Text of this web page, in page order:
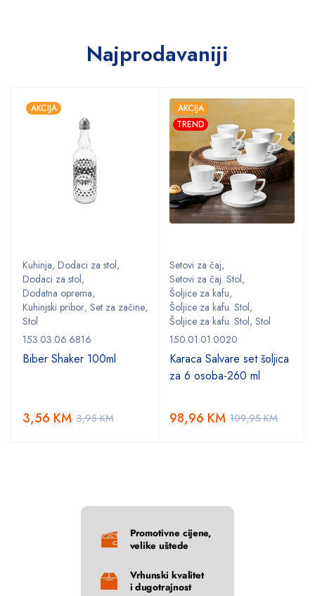
Najprodavaniji
AKCIJA
Kuhinja, Dodaci za stol,
Dodaci za stol,
Dodatna oprema,
Kuhinjski pribor, Set za začine,
Stol
153.03.06.6816
Biber Shaker 100ml
3,95KM
3,56 KM
AKCIJA
TREND
Setovi za čaj,
Setovi za čaj. Stol,
Šoljice za kafu,
Šoljice za kafu. Stol,
Šoljice za kafu. Stol, Stol
150.01.01.0020
Karaca Salvare set šoljica
za 6 osoba-260 ml
109,95KM
98,96 KM